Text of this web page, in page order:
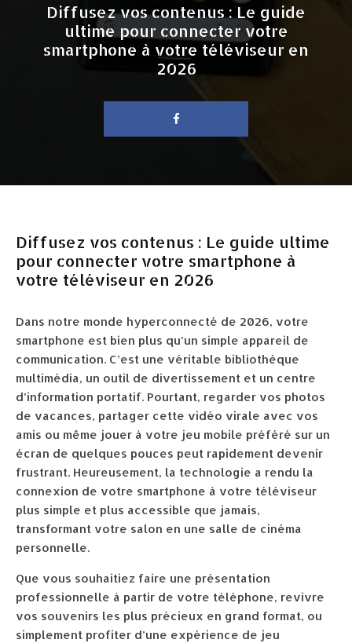
Diffusez vos contenus : Le guide
ultime pour connecter votre
smartphone à votre téléviseur en
2026
Diffusez vos contenus : Le guide ultime
pour connecter votre smartphone à
votre téléviseur en 2026
Dans notre monde hyperconnecté de 2026, votre
smartphone est bien plus qu’un simple appareil de
communication. C’est une véritable bibliothèque
multimédia, un outil de divertissement et un centre
d’information portatif. Pourtant, regarder vos photos
de vacances, partager cette vidéo virale avec vos
amis ou même jouer à votre jeu mobile préféré sur un
écran de quelques pouces peut rapidement devenir
frustrant. Heureusement, la technologie a rendu la
connexion de votre smartphone à votre téléviseur
plus simple et plus accessible que jamais,
transformant votre salon en une salle de cinéma
personnelle.
Que vous souhaitiez faire une présentation
professionnelle à partir de votre téléphone, revivre
vos souvenirs les plus précieux en grand format, ou
simplement profiter d’une expérience de jeu